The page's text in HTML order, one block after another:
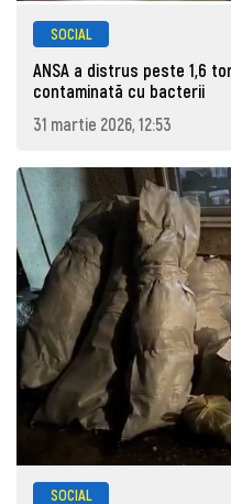
SOCIAL
ANSA a distrus peste 1,6
contaminată cu bacterii
31 martie 2026, 12:53
SOCIAL